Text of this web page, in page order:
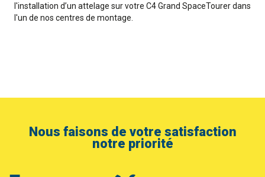
l'installation d’un attelage sur votre C4 Grand SpaceTourer dans
l'un de nos centres de montage.
Nous faisons de votre satisfaction
notre priorité